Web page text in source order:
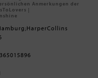
Anmerkungen der
|